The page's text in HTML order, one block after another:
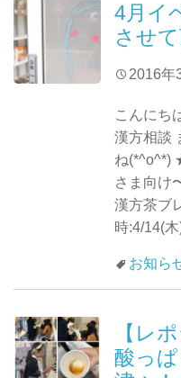
4月イ
させ
2016年
こんにち
漢方相談
ね(*^o^*)
さま向け
漢方茶ブ
時:4/14(
お知ら
【レ
酸っ